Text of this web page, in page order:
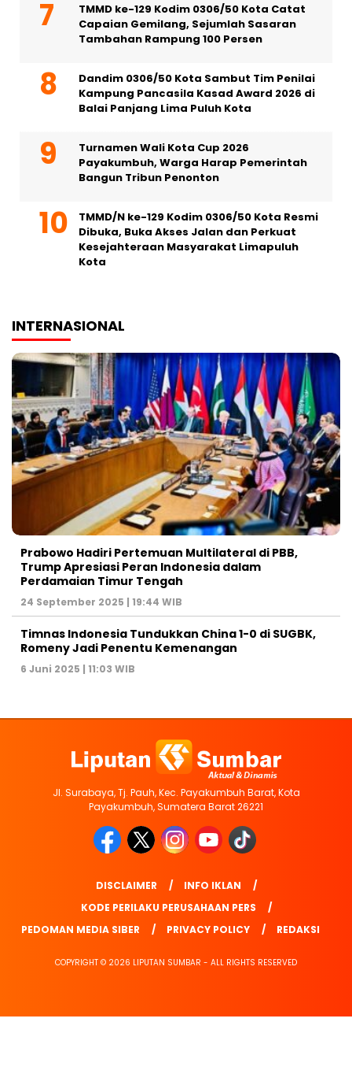
TMMD ke-129 Kodim 0306/50 Kota Catat
Capaian Gemilang, Sejumlah Sasaran
Tambahan Rampung 100 Persen
Dandim 0306/50 Kota Sambut Tim Penilai
Kampung Pancasila Kasad Award 2026 di
Balai Panjang Lima Puluh Kota
Turnamen Wali Kota Cup 2026
Payakumbuh, Warga Harap Pemerintah
Bangun Tribun Penonton
TMMD/N ke-129 Kodim 0306/50 Kota Resmi
Dibuka, Buka Akses Jalan dan Perkuat
Kesejahteraan Masyarakat Limapuluh
Kota
INTERNASIONAL
Prabowo Hadiri Pertemuan Multilateral di PBB,
Trump Apresiasi Peran Indonesia dalam
Perdamaian Timur Tengah
24 September 2025 | 19:44 WIB
Timnas Indonesia Tundukkan China 1-0 di SUGBK,
Romeny Jadi Penentu Kemenangan
6 Juni 2025 | 11:03 WIB
Jl. Surabaya, Tj. Pauh, Kec. Payakumbuh Barat, Kota
Payakumbuh, Sumatera Barat 26221
DISCLAIMER
INFO IKLAN
KODE PERILAKU PERUSAHAAN PERS
PEDOMAN MEDIA SIBER
PRIVACY POLICY REDAKSI
COPYRIGHT © 2026 LIPUTAN SUMBAR - ALL RIGHTS RESERVED